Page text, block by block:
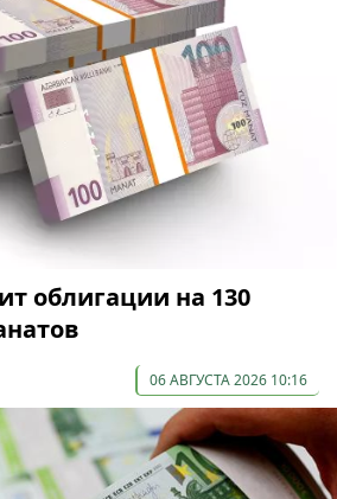
облигации на 130
06 АВГУСТА 2026 10:16